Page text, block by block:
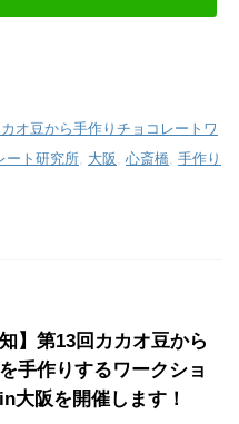
オ豆から手作りチョコレートワ
ート研究所 大阪 心斎橋 手作り
】第13回カカオ豆から
手作りするワークショ
大阪を開催します！